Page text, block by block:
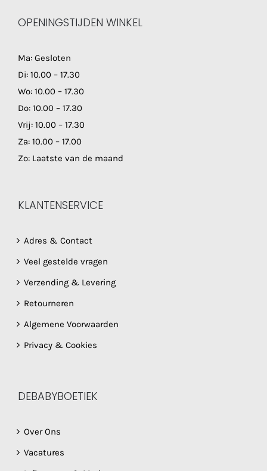
OPENINGSTIJDEN WINKEL
Ma: Gesloten
Di: 10.00 – 17.30
Wo: 10.00 – 17.30
Do: 10.00 – 17.30
Vrij: 10.00 – 17.30
Za: 10.00 – 17.00
Zo: Laatste van de maand
KLANTENSERVICE
Adres & Contact
Veel gestelde vragen
Verzending & Levering
Retourneren
Algemene Voorwaarden
Privacy & Cookies
DEBABYBOETIEK
Over Ons
Vacatures